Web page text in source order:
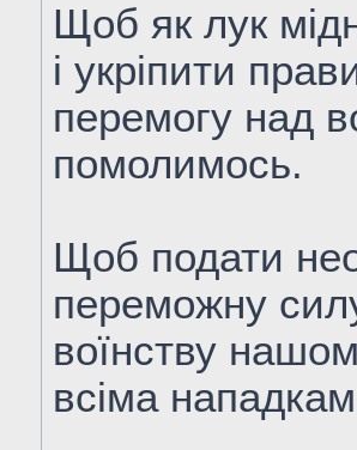
Щоб як лук
і укріпити
перемогу над
помолимось.
Щоб подати
переможну
воїнству
всіма